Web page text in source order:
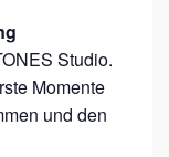
Studio.
Momente
und den